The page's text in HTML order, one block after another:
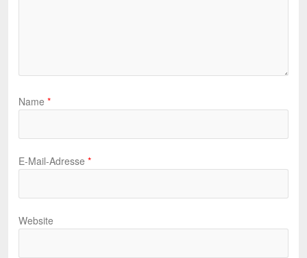
Name *
E-Mail-Adresse *
Website